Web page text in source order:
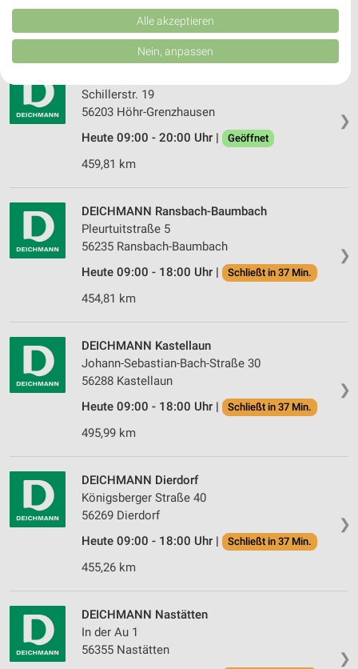
484,23 km
❯
Schillerstr. 19
56203 Höhr-Grenzhausen
Heute 09:00 - 20:00 Uhr |
Geöffnet
459,81 km
❯
DEICHMANN Ransbach-Baumbach
Pleurtuitstraße 5
56235 Ransbach-Baumbach
Heute 09:00 - 18:00 Uhr |
Schließt in 37 Min.
454,81 km
❯
DEICHMANN Kastellaun
Johann-Sebastian-Bach-Straße 30
56288 Kastellaun
Heute 09:00 - 18:00 Uhr |
Schließt in 37 Min.
495,99 km
❯
DEICHMANN Dierdorf
Königsberger Straße 40
56269 Dierdorf
Heute 09:00 - 18:00 Uhr |
Schließt in 37 Min.
455,26 km
❯
DEICHMANN Nastätten
In der Au 1
56355 Nastätten
Kombinationen von Daten aus verschiedenen Quellen. Entwicklung und
Verbesserung der Angebote. Verwendung reduzierter Daten zur Auswahl
von Inhalten.
Daten können außerhalb der Europäischen Union weitergegeben und in die
Website/App.
Partnerliste anzeigen (1 IAB-Anbieter)
Wir nutzen Ihre Daten für folgende Zwecke:
Speichern von oder Zugriff auf Informationen
Verwendung reduzierter Daten zur Auswahl von
Werbeanzeigen
Erstellung von Profilen für personalisierte
Erstellung von Profilen zur Personalisierung
von Inhalten
Verwendung von Profilen zur Auswahl
Messung der Performance von Inhalten
Analyse von Zielgruppen durch Statistiken oder
Kombinationen von Daten aus verschiedenen
Verwendung reduzierter Daten zur Auswahl von
Inhalten
IAB-Besonderheiten:
Alle akzeptieren
Nein, anpassen